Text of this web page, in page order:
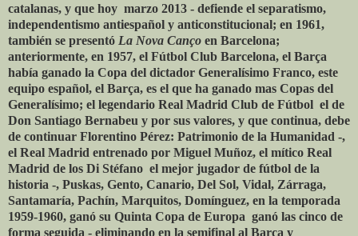
catalanas, y que hoy ­ marzo 2013 - defiende el separatismo,
independentismo antiespañol y anticonstitucional; en 1961,
también se presentó La Nova Canço en Barcelona;
anteriormente, en 1957, el Fútbol Club Barcelona, el Barça
había ganado la Copa del dictador Generalísimo Franco, este
equipo español, el Barça, es el que ha ganado mas Copas del
Generalísimo; el legendario Real Madrid Club de Fútbol ­ el de
Don Santiago Bernabeu y por sus valores, y que continua, debe
de continuar Florentino Pérez: Patrimonio de la Humanidad -,
el Real Madrid entrenado por Miguel Muñoz, el mítico Real
Madrid de los Di Stéfano ­ el mejor jugador de fútbol de la
historia -, Puskas, Gento, Canario, Del Sol, Vidal, Zárraga,
Santamaría, Pachín, Marquitos, Domínguez, en la temporada
1959-1960, ganó su Quinta Copa de Europa ­ ganó las cinco de
forma seguida - eliminando en la semifinal al Barça y